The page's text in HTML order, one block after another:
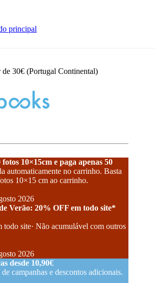
principal
de 30€ (Portugal Continental)
10×15cm e paga apenas 50
automaticamente no carrinho. Basta
10×15 cm ao carrinho.
2026
Verão: 20% OFF em todo site*
todo site· Não acumulável com outros
2026
desde 10,90€
campanhas e descontos adicionais.